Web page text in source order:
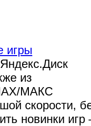
игры
из
МАКС
скорости,
новинки